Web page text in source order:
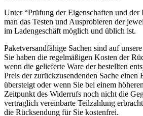
Unter “Prüfung der Eigenschaften und der
man das Testen und Ausprobieren der
im Ladengeschäft möglich und üblich ist.
Paketversandfähige Sachen sind auf
Sie haben die regelmäßigen Kosten der
wenn die gelieferte Ware der bestellten
Preis der zurückzusendenden Sache
übersteigt oder wenn Sie bei einem
Zeitpunkt des Widerrufs noch nicht die
vertraglich vereinbarte Teilzahlung
die Rücksendung für Sie kostenfrei.